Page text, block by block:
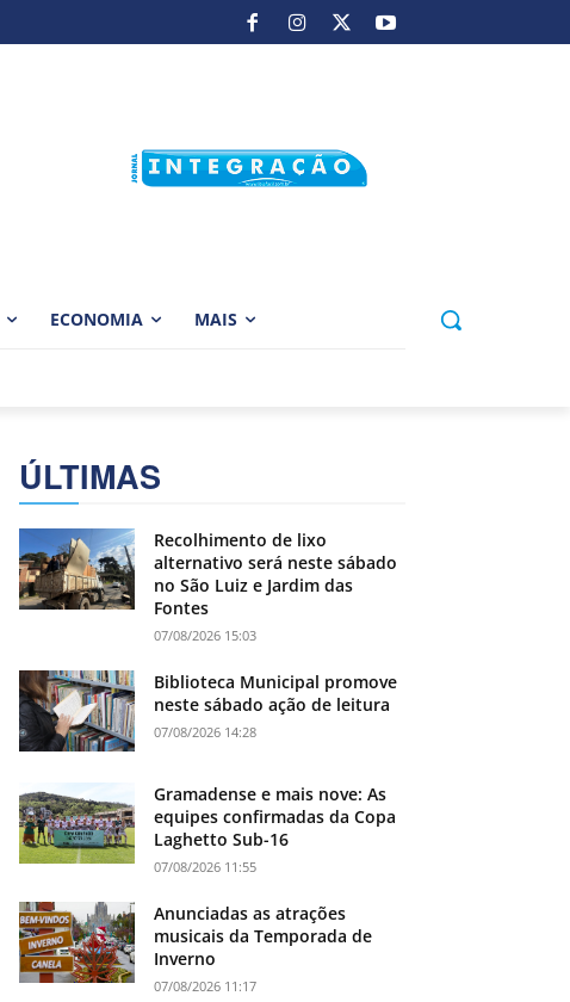
ECONOMIA MAIS
ÚLTIMAS
Recolhimento de lixo
alternativo será neste sábado
no São Luiz e Jardim das
Fontes
07/08/2026 15:03
Biblioteca Municipal promove
neste sábado ação de leitura
07/08/2026 14:28
Gramadense e mais nove: As
equipes confirmadas da Copa
Laghetto Sub-16
07/08/2026 11:55
Anunciadas as atrações
musicais da Temporada de
Inverno
07/08/2026 11:17